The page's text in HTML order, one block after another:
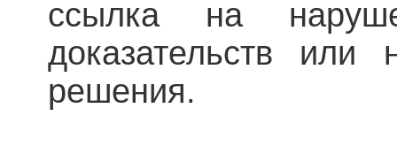
ссылка на
доказательств или
решения.